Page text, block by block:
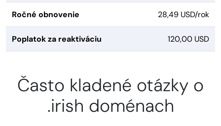
Ročné obnovenie 28,49 USD/rok
Poplatok za reaktiváciu 120,00 USD
Často kladené otázky o
.irish doménach